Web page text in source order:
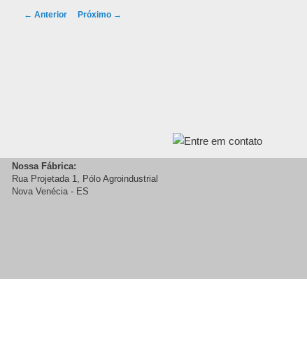
Navegação de posts
← Anterior Próximo →
Nossa Fábrica:
Rua Projetada 1, Pólo Agroindustrial
Nova Venécia - ES